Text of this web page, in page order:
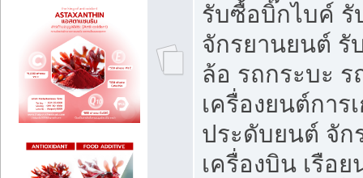
รับซื้อบิ๊กไบค์
จักรยานยนต์ รั
ล้อ รถกระบะ
เครื่องยนต์การ
ประดับยนต์ จัก
เครื่องบิน เรือ